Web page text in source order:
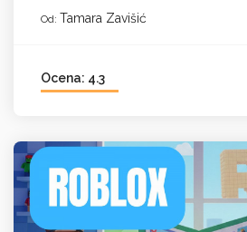
Od: Tamara Zavišić
Ocena: 4.3